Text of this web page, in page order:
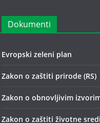
Dokumenti
Evropski zeleni plan
Zakon o zaštiti prirode (RS)
Zakon o obnovljivim
Zakon o zaštiti životne